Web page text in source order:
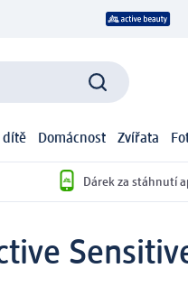
dítě Domácnost Zvířata
Dárek za stáhnutí